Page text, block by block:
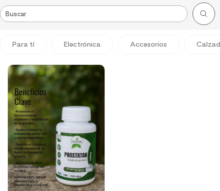
Para tí Electrónica Accesorios